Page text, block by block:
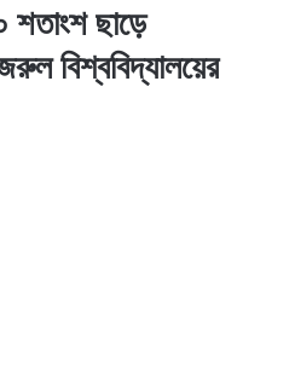
শতাংশ ছাড়ে
বিশ্ববিদ্যালয়ের